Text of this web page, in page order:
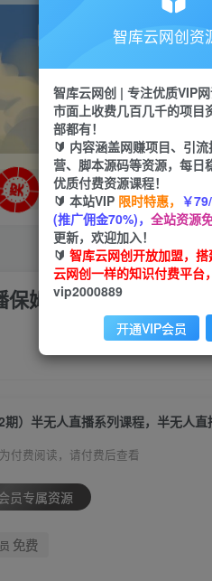
直播 小红书
VIP推广
70%分佣
会员专属推广链接
姆级教程（5节课）
期）半无人直播系列课程，半无人直
付费阅读，请付费后查看
员专属资源
免费
智库云网创资
智库云网创 | 专注优质VIP网
市面上收费几百几千的项目
部都有！
🔰 内容涵盖网赚项目、引
营、脚本源码等资源，每日
优质付费资源课程！
🔰 本站VIP 限时特惠， ￥
(推广佣金70%)， 全站资源
更新，欢迎加入！
🔰 智库云网创开放加盟，
云网创一样的知识付费平台，
vip2000889
开通VIP会员